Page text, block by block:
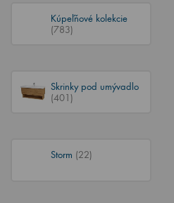
Kúpeľňové kolekcie
(783)
Skrinky pod umývadlo
(401)
Storm (22)